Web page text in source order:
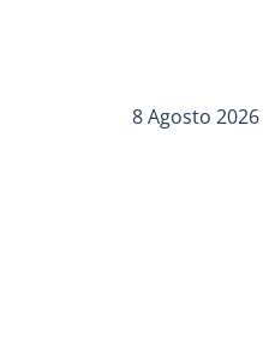
8 Agosto 2026